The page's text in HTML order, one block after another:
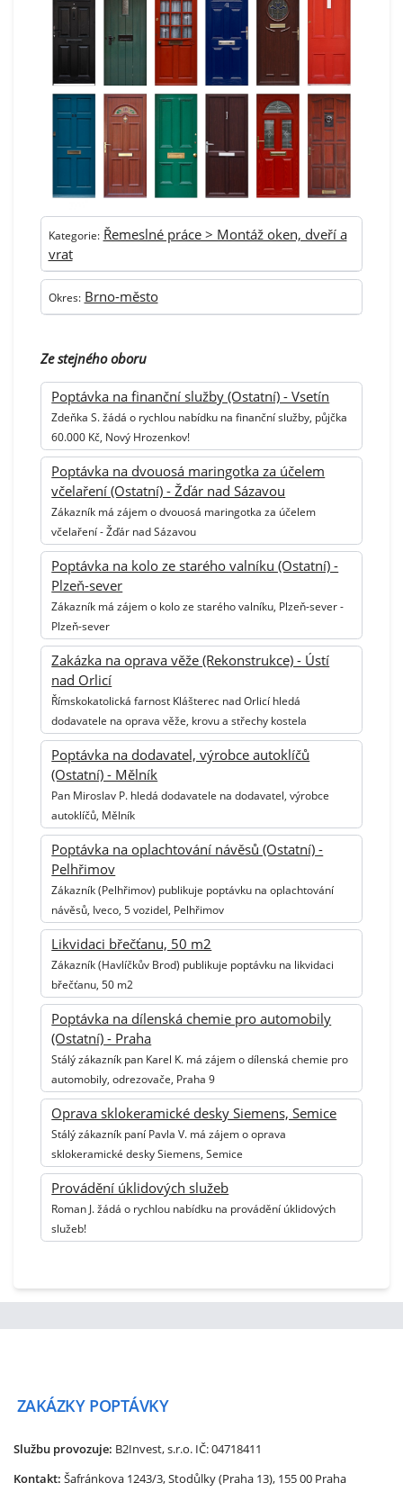
Kategorie: Řemeslné práce > Montáž oken, dveří a
vrat
Okres: Brno-město
Ze stejného oboru
Poptávka na finanční služby (Ostatní) - Vsetín
Zdeňka S. žádá o rychlou nabídku na finanční služby, půjčka
60.000 Kč, Nový Hrozenkov!
Poptávka na dvouosá maringotka za účelem
včelaření (Ostatní) - Žďár nad Sázavou
Zákazník má zájem o dvouosá maringotka za účelem
včelaření - Žďár nad Sázavou
Poptávka na kolo ze starého valníku (Ostatní) -
Plzeň-sever
Zákazník má zájem o kolo ze starého valníku, Plzeň-sever -
Plzeň-sever
Zakázka na oprava věže (Rekonstrukce) - Ústí
nad Orlicí
Římskokatolická farnost Klášterec nad Orlicí hledá
dodavatele na oprava věže, krovu a střechy kostela
Poptávka na dodavatel, výrobce autoklíčů
(Ostatní) - Mělník
Pan Miroslav P. hledá dodavatele na dodavatel, výrobce
autoklíčů, Mělník
Poptávka na oplachtování návěsů (Ostatní) -
Pelhřimov
Zákazník (Pelhřimov) publikuje poptávku na oplachtování
návěsů, Iveco, 5 vozidel, Pelhřimov
Likvidaci břečťanu, 50 m2
Zákazník (Havlíčkův Brod) publikuje poptávku na likvidaci
břečťanu, 50 m2
Poptávka na dílenská chemie pro automobily
(Ostatní) - Praha
Stálý zákazník pan Karel K. má zájem o dílenská chemie pro
automobily, odrezovače, Praha 9
Oprava sklokeramické desky Siemens, Semice
Stálý zákazník paní Pavla V. má zájem o oprava
sklokeramické desky Siemens, Semice
Provádění úklidových služeb
Roman J. žádá o rychlou nabídku na provádění úklidových
služeb!
ZAKÁZKY POPTÁVKY
Službu provozuje: B2Invest, s.r.o. IČ: 04718411
Kontakt: Šafránkova 1243/3, Stodůlky (Praha 13), 155 00 Praha